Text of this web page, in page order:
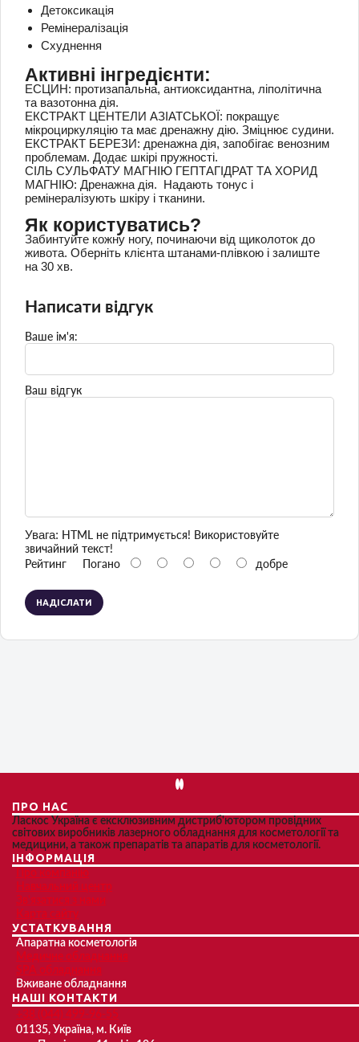
Детоксикація
Ремінералізація
Схуднення
Активні інгредієнти:
ЕСЦИН: протизапальна, антиоксидантна, ліполітична
та вазотонна дія.
ЕКСТРАКТ ЦЕНТЕЛИ АЗІАТСЬКОЇ: покращує
мікроциркуляцію та має дренажну дію. Зміцнює судини.
ЕКСТРАКТ БЕРЕЗИ: дренажна дія, запобігає венозним
проблемам. Додає шкірі пружності.
СІЛЬ СУЛЬФАТУ МАГНІЮ ГЕПТАГІДРАТ ТА ХОРИД
МАГНІЮ: Дренажна дія. Надають тонус і
ремінералізують шкіру і тканини.
Як користуватись?
Забинтуйте кожну ногу, починаючи від щиколоток до
живота. Оберніть клієнта штанами-плівкою і залиште
на 30 хв.
Написати відгук
Ваше ім'я:
Ваш відгук
Увага: HTML не підтримується! Використовуйте
звичайний текст!
Рейтинг Погано добре
НАДІСЛАТИ
ПРО НАС
Ласкос Україна є ексклюзивним дистриб'ютором провідних
світових виробників лазерного обладнання для косметології та
медицини, а також препаратів та апаратів для косметології.
ІНФОРМАЦІЯ
Про компанію
Навчальний центр
Зв'язатися з нами
Карта сайту
УСТАТКУВАННЯ
Апаратна косметологія
Медичне обладнання
SPA обладнання
Вживане обладнання
НАШІ КОНТАКТИ
+38 (044) 499-96-55
01135, Україна, м. Київ